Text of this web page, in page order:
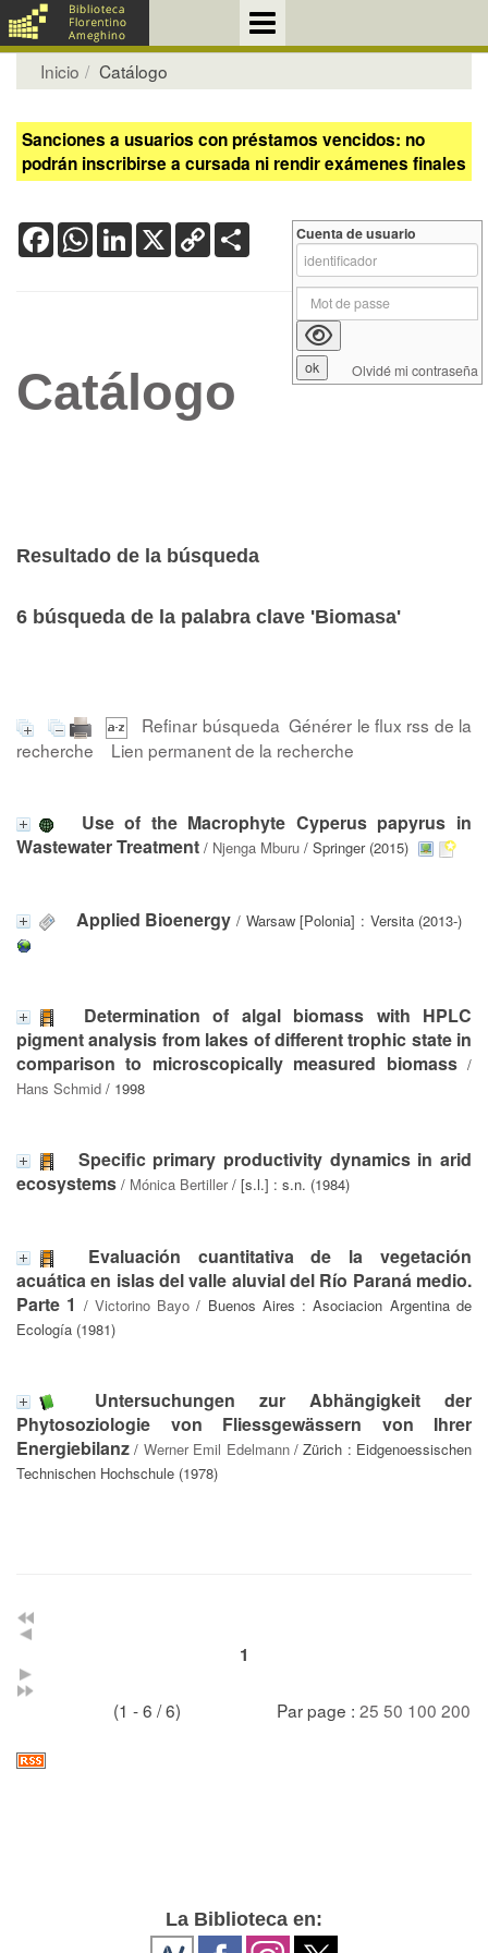
Inicio Catálogo
Sanciones a usuarios con préstamos vencidos: no
podrán inscribirse a cursada ni rendir exámenes finales
FacebookWhatsApp
LinkedIn
X Copy
Link
Catálogo
Resultado de la búsqueda
6 búsqueda de la palabra clave 'Biomasa'
Refinar búsqueda Générer le flux rss de la
recherche
Lien permanent de la recherche
Use of the Macrophyte Cyperus papyrus in
Wastewater Treatment / Njenga Mburu / Springer (2015)
Applied Bioenergy / Warsaw [Polonia] : Versita (2013-)
Determination of algal biomass with HPLC
pigment analysis from lakes of different trophic state in
comparison to microscopically measured biomass/
Hans Schmid / 1998
Specific primary productivity dynamics in arid
ecosystems / Mónica Bertiller/ [s.l.] : s.n. (1984)
Evaluación cuantitativa de la vegetación
acuática en islas del valle aluvial del Río Paraná medio.
Parte 1 / Victorino Bayo / Buenos Aires : Asociacion Argentina de
Ecología (1981)
Untersuchungen zur Abhängigkeit der
Phytosoziologie von Fliessgewässern von Ihrer
Energiebilanz / Werner Emil Edelmann/ Zürich : Eidgenoessischen
Technischen Hochschule (1978)
1
(1 - 6 / 6) Par page : 25 50 100 200
Cuenta de usuario
Olvidé mi contraseña
La Biblioteca en: